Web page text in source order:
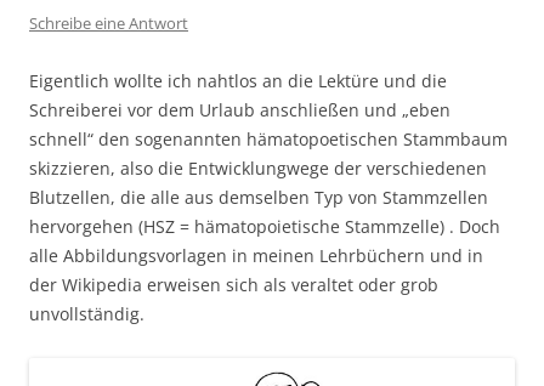
Schreibe eine Antwort
Eigentlich wollte ich nahtlos an die Lektüre und die
Schreiberei vor dem Urlaub anschließen und „eben
schnell“ den sogenannten hämatopoetischen Stammbaum
skizzieren, also die Entwicklungwege der verschiedenen
Blutzellen, die alle aus demselben Typ von Stammzellen
hervorgehen (HSZ = hämatopoietische Stammzelle) . Doch
alle Abbildungsvorlagen in meinen Lehrbüchern und in
der Wikipedia erweisen sich als veraltet oder grob
unvollständig.